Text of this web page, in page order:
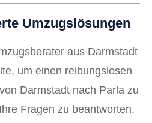
Umzugslösungen
aus Darmstadt
um einen reibungslosen
Darmstadt nach Parla zu
Fragen zu beantworten.